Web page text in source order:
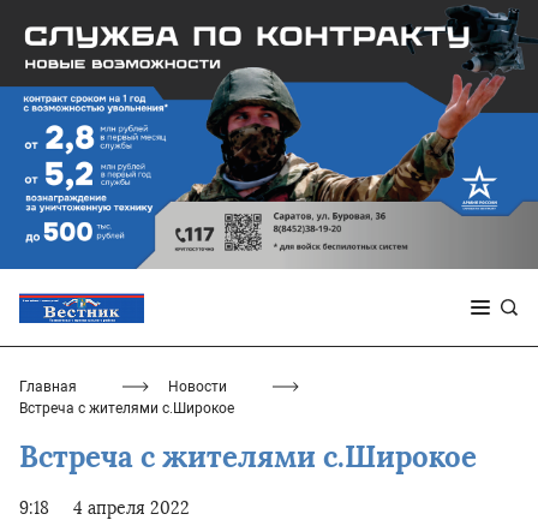
Главная
Новости
Встреча с жителями с.Широкое
Встреча с жителями с.Широкое
9:18 4 апреля 2022